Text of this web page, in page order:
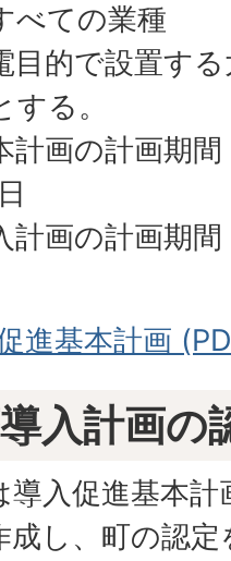
べての業種
目的で設置す
る。
計画の計画期
計画の計画期
進基本計画
入計画の
導入促進基本
成し、町の認